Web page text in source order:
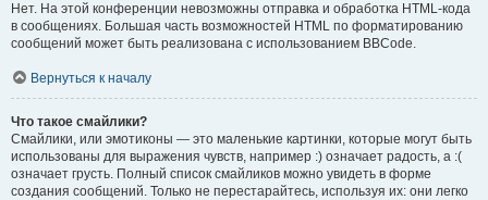
Нет. На этой конференции невозможны отправка и обработка HTML-кода
в сообщениях. Большая часть возможностей HTML по форматированию
сообщений может быть реализована с использованием BBCode.
Вернуться к началу
Что такое смайлики?
Смайлики, или эмотиконы — это маленькие картинки, которые могут быть
использованы для выражения чувств, например :) означает радость, а :(
означает грусть. Полный список смайликов можно увидеть в форме
создания сообщений. Только не перестарайтесь, используя их: они легко